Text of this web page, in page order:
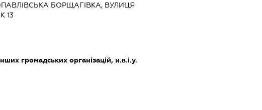
БОРЩАГІВКА, ВУЛИЦЯ
13
громадських організацій, н.в.і.у.